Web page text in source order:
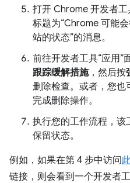
打开 Chrome 开发者工
标题为“Chrome 可能
站的状态”的消息。
前往开发者工具“应用”
跟踪缓解措施，然后按
删除检查。或者，您也
完成删除操作。
执行您的工作流程，该
保留状态。
例如，如果在第 4 步中访问
链接，则会看到一个开发者